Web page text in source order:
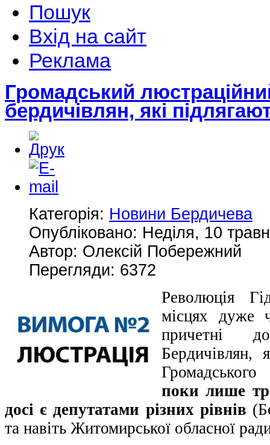
Пошук
Вхід на сайт
Реклама
Громадський
бердичівлян, які
Категорія: Новини Бердичева
Опубліковано: Неділя, 10
Автор: Олексій Побережний
Перегляди: 6372
Революція
місцях дуже
причетні
Бердичівлян,
поки лише
досі є депутатами різних рівнів
та навіть Житомирської обласної